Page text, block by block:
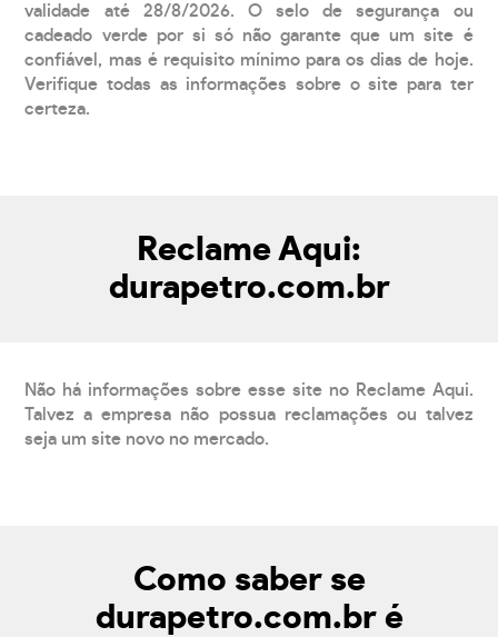
validade até 28/8/2026. O selo de segurança ou
cadeado verde por si só não garante que um site é
confiável, mas é requisito mínimo para os dias de hoje.
Verifique todas as informações sobre o site para ter
certeza.
Reclame Aqui:
durapetro.com.br
Não há informações sobre esse site no Reclame Aqui.
Talvez a empresa não possua reclamações ou talvez
seja um site novo no mercado.
Como saber se
durapetro.com.br é